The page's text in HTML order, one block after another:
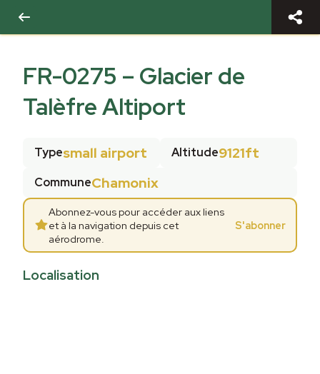
FR-0275 – Glacier de
Talèfre Altiport
Typesmall airport Altitude9121ft
CommuneChamonix
Abonnez-vous pour accéder aux liens
et à la navigation depuis cet
aérodrome.
S'abonner
Localisation